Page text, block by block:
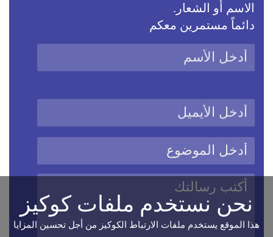
الاسم أو الشعار.
دائماً مستمرين معكم
نحن نستخدم ملفات كوكيز
هذا الموقع يستخدم ملفات الارتباط الكوكيز من أجل تحسين المزايا